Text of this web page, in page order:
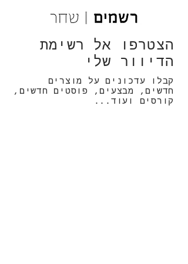
הצטרפו אל רשימת
הדיוור שלי
קבלו עדכונים על מוצרים
חדשים, מבצעים, פוסטים חדשים,
קורסים ועוד...